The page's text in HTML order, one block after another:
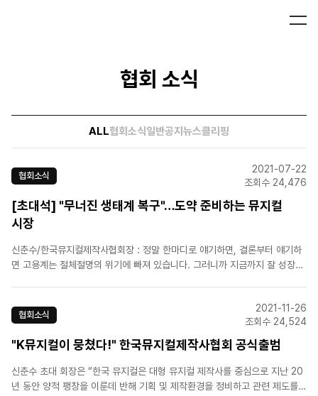
협회 소식
ALL협회소식일반공지 뉴스클리핑
협회소식
2021-07-22
조회수 24,476
[초대석] "무너진 생태계 복구"…도약 준비하는 뮤지컬
시장
신춘수/한국뮤지컬제작사협회장 : 정말 한마디로 얘기하면, 결론부터 얘기하
면 고용계는 절체절명의 위기에 빠져 있습니다. 그러니까 지금까지 잘 성장해
수가 한 65% 정도 줄..
협회소식
2021-11-26
조회수 24,524
"K뮤지컬이 뭉쳤다!" 한국뮤지컬제작사협회 공식출범
신춘수 초대 회장은 “한국 뮤지컬은 대형 뮤지컬 제작사를 중심으로 지난 20
년 동안 양적 팽창을 이룬데 반해 기획 및 제작환경을 정비하고 관련 제도를